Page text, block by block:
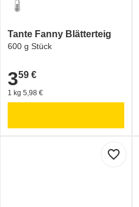
Tante Fanny Blätterteig
600 g Stück
3,59 €
359 €
1 kg 5,98 €
favorite_border